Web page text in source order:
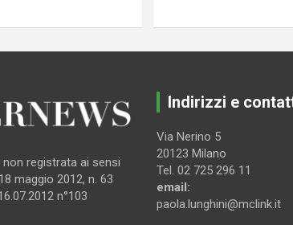
registrata ai sensi
maggio 2012, n. 63
n°103
Indirizzi e
Via Nerino 5
20123 Milano
Tel. 02 725 296 11
email:
paola.lunghini@mclink.it